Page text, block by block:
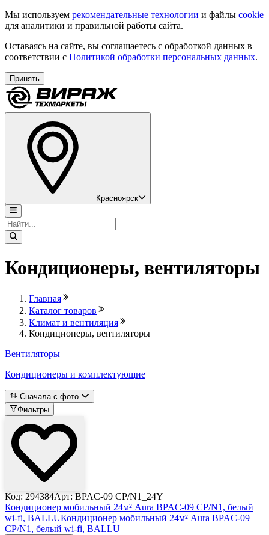
Мы используем рекомендательные технологии и файлы cookie
для аналитики и правильной работы сайта.
Оставаясь на сайте, вы соглашаетесь с обработкой данных в
соответствии с Политикой обработки персональных данных.
Принять
Красноярск
Кондиционеры, вентиляторы
Главная
Каталог товаров
Климат и вентиляция
Кондиционеры, вентиляторы
Вентиляторы
Кондиционеры и комплектующие
Сначала с фото
Фильтры
Код: 294384Арт: BPAC-09 CP/N1_24Y
Кондиционер мобильный 24м² Aura BPAC-09 CP/N1, белый
wi-fi, BALLUКондиционер мобильный 24м² Aura BPAC-09
CP/N1, белый wi-fi, BALLU